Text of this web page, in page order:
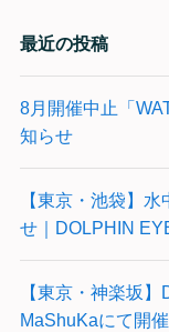
最近の投稿
8月開催中止「
知らせ
【東京・池袋】
せ｜DOLPHIN
【東京・神楽坂
MaShuKaにて開